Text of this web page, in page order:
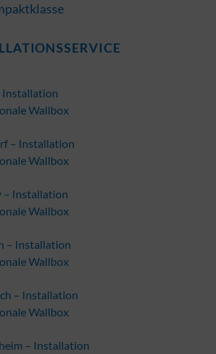
Installation
Wallbox
– Installation
Wallbox
– Installation
Wallbox
– Installation
Wallbox
– Installation
Wallbox
– Installation